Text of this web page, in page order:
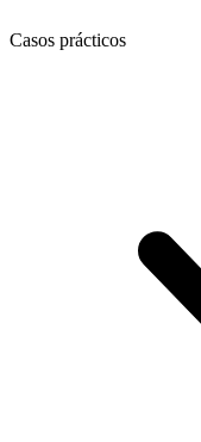
Casos prácticos